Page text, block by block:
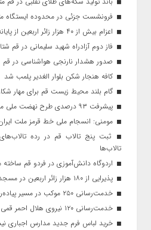
فرونشست جزئی در محدوده ایستگاه
اعزام بیش از ۴۰ هزار زائر اربعین از پایانه‌های قم به مرزها
فاز دوم آزادراه شهید سلیمانی در قم
صدور هشدار نارنجی هواشناسی در قم
کافه هنجار شکن بلوار الغدیر پلمب شد
گام بلند محیط زیست قم برای مهار
پیشرفت ۹۳ درصدی طرح نهضت ملی مسکن در قم
مومنی: انسجام ملی خط قرمز ملت
ثبت پنج تالاب قم در رده
تالاب‌ها
اردوگاه دانش‌آموزی در فردو قم
پذیرایی از ۱۸۰ هزار زائر اربعین در مسجد جمکران
خدمت‌رسانی ۲۵۰ موکب در مسیر پیاده‌روی اربعین در قم
خدمت‌رسانی ۱۲۰ نیروی هلال احمر قمی در اربعین
خرید لباس فرم جدید مدارس اجباری